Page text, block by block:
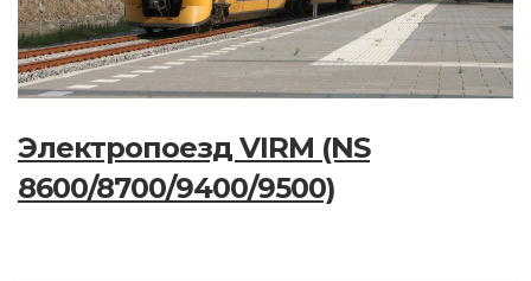
Электропоезд VIRM (NS
8600/8700/9400/9500)